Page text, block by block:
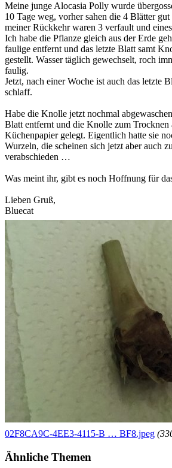
Meine junge Alocasia Polly wurde
10 Tage weg, vorher sahen die 4 Blätter gut
meiner Rückkehr waren 3 verfault und
Ich habe die Pflanze gleich aus der Erde
faulige entfernt und das letzte Blatt samt
gestellt. Wasser täglich gewechselt, roch
faulig.
Jetzt, nach einer Woche ist auch das letzte
schlaff.
Habe die Knolle jetzt nochmal
Blatt entfernt und die Knolle zum Trocknen
Küchenpapier gelegt. Eigentlich hatte sie
Wurzeln, die scheinen sich jetzt aber auch
verabschieden …
Was meint ihr, gibt es noch Hoffnung für
Lieben Gruß,
Bluecat
02F8CA9C-4EE3-4115-B … BF8.jpeg
Ähnliche Themen